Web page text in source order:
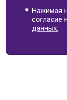
Нажимая
согласие
данных.